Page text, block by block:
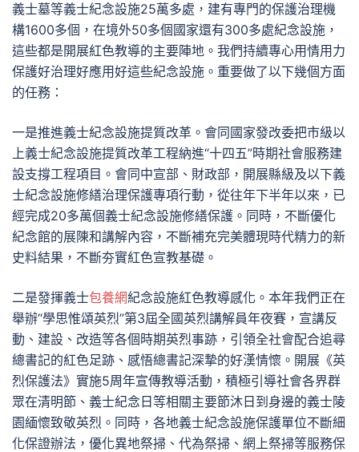
義士墓等義士紀念設施25萬多處，建有專門的保護治理機
構1600多個，在境外50多個國家還有300多處紀念設施，
這些都是開展紅色教導的主要陣地。我們持續專心用情用力
保護好治理好應用好這些紀念設施。重要做了以下幾個方面
的任務：
一是推進義士紀念設施提質改革。會同國家發改委把市級以
上義士紀念設施提質改革工程納進“十四五”時期社會服務建
設支撐工程項目。會同中宣部、財政部，開展縣級及以下義
士紀念設施修繕治理保護專項行動，從往年下半年以來，已
經完成20多萬個義士紀念設施修繕保護。同時，不斷優化
紀念館的展陳和講解內容，不斷補充完美體現時代精力的新
史料結果，不斷夯實紅色宣教基礎。
二是發揮義士包養網紀念設施紅色教導感化。本年我們正在
舉辦“學思惟頌英烈”第3屆全國英烈講解員年夜賽，宣講反
動、建設、改造等各個時期英烈事跡，引領全社會配合追尋
總書記的紅色足跡、感悟總書記深摯的好漢情懷。開展《英
烈保護法》實施5周年宣傳教導活動，積極引導社會各界群
眾在清明節、義士紀念日等相關主要節沐日到身邊的義士陵
園緬懷致敬英烈。同時，各地義士紀念設施保護單位不斷細
化保證辦法，優化異地祭掃、代為祭掃、網上祭掃等服務保